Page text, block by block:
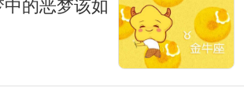
，以及对未来的期待和希
是一种神秘而又深刻的表达
的恶梦该如